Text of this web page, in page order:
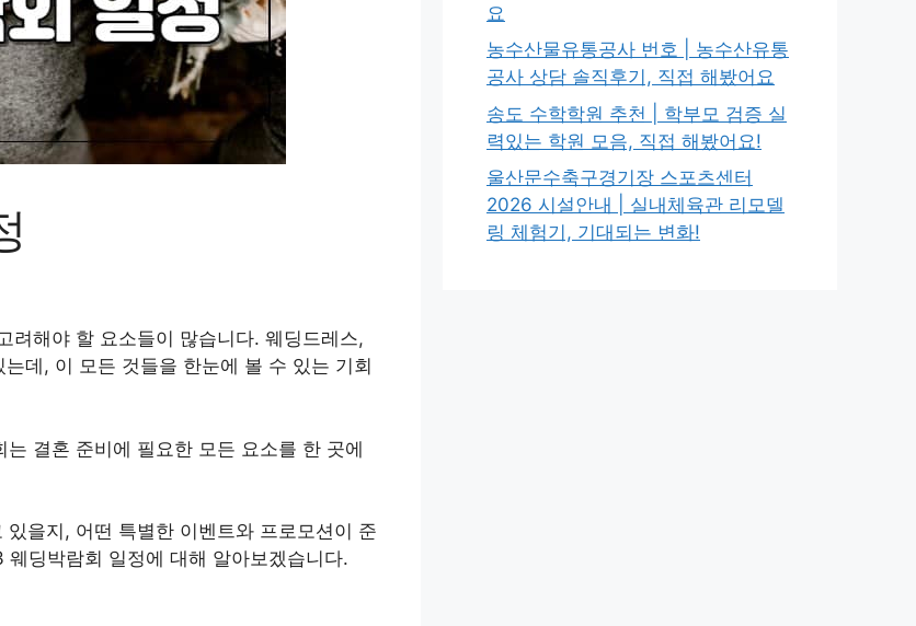
려해야 할 요소들이 많습니다. 웨딩드레스,
데, 이 모든 것들을 한눈에 볼 수 있는 기회
결혼 준비에 필요한 모든 요소를 한 곳에
을지, 어떤 특별한 이벤트와 프로모션이 준
딩박람회 일정에 대해 알아보겠습니다.
요
농수산물유통공사 번호 | 농수산유통
공사 상담 솔직후기, 직접 해봤어요
송도 수학학원 추천 | 학부모 검증 실
력있는 학원 모음, 직접 해봤어요!
울산문수축구경기장 스포츠센터
2026 시설안내 | 실내체육관 리모델
링 체험기, 기대되는 변화!